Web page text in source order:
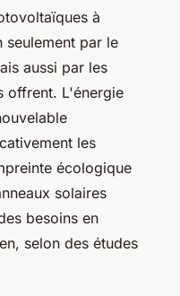
à
seulement par le
aussi par les
offrent. L'énergie
les
écologique
solaires
besoins en
selon des études